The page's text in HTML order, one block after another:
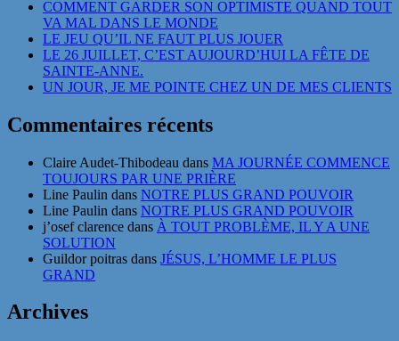
COMMENT GARDER SON OPTIMISTE QUAND TOUT
VA MAL DANS LE MONDE
LE JEU QU’IL NE FAUT PLUS JOUER
LE 26 JUILLET, C’EST AUJOURD’HUI LA FÊTE DE
SAINTE-ANNE.
UN JOUR, JE ME POINTE CHEZ UN DE MES CLIENTS
Commentaires récents
Claire Audet-Thibodeau dans MA JOURNÉE COMMENCE
TOUJOURS PAR UNE PRIÈRE
Line Paulin dans NOTRE PLUS GRAND POUVOIR
Line Paulin dans NOTRE PLUS GRAND POUVOIR
j’osef clarence dans À TOUT PROBLÈME, IL Y A UNE
SOLUTION
Guildor poitras dans JÉSUS, L’HOMME LE PLUS
GRAND
Archives